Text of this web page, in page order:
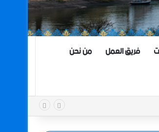
فريق العمل من نحن